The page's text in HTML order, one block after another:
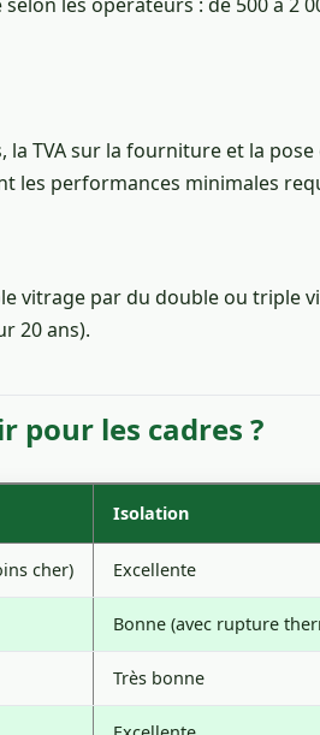
TVA sur la fourniture et la pose
les performances minimales
vitrage par du double ou triple
20 ans).
pour les cadres ?
Isolation
cher) Excellente
Bonne (avec rupture
Très bonne